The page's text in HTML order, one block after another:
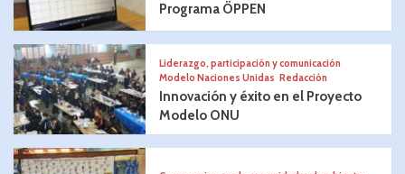
Programa ÖPPEN
Liderazgo, participación y comunicación
Modelo Naciones Unidas Redacción
Innovación y éxito en el Proyecto
Modelo ONU